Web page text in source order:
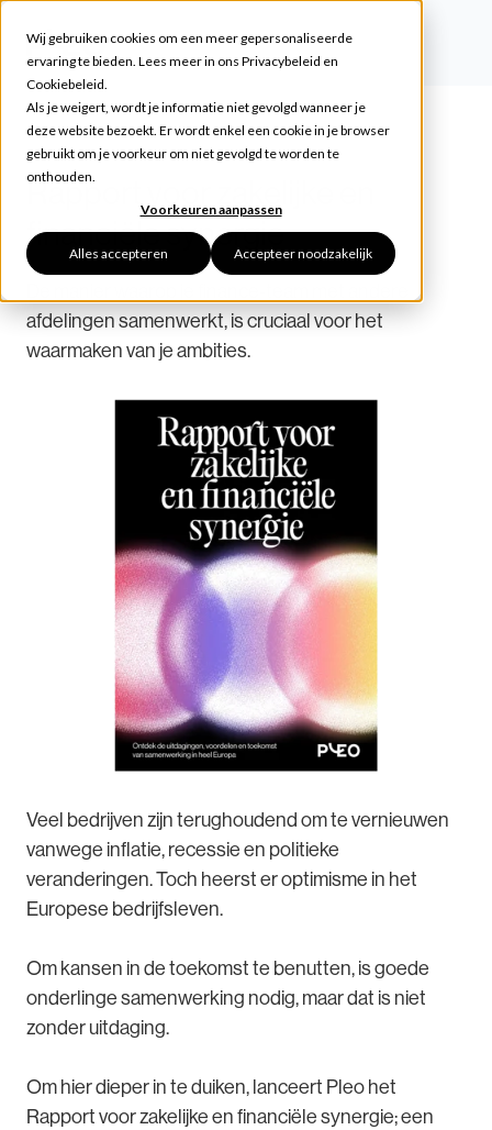
Wij gebruiken cookies om een meer gepersonaliseerde
ervaring te bieden. Lees meer in ons Privacybeleid en
Cookiebeleid.
Als je weigert, wordt je informatie niet gevolgd wanneer je
deze website bezoekt. Er wordt enkel een cookie in je browser
gebruikt om je voorkeur om niet gevolgd te worden te
onthouden.
Voorkeuren aanpassen
Alles accepteren Accepteer noodzakelijk
Rapport voor zakelijke en
financiële synergie
afdelingen samenwerkt, is cruciaal voor het
waarmaken van je ambities.
Veel bedrijven zijn terughoudend om te vernieuwen
vanwege inflatie, recessie en politieke
veranderingen. Toch heerst er optimisme in het
Europese bedrijfsleven.
Om kansen in de toekomst te benutten, is goede
onderlinge samenwerking nodig, maar dat is niet
zonder uitdaging.
Om hier dieper in te duiken, lanceert Pleo het
Rapport voor zakelijke en financiële synergie; een